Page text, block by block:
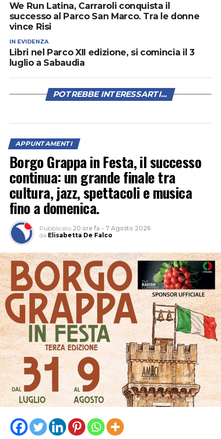
We Run Latina, Carraroli conquista il
successo al Parco San Marco. Tra le donne
vince Risi
IN EVIDENZA
Libri nel Parco XII edizione, si comincia il 3
luglio a Sabaudia
POTREBBE INTERESSARTI...
APPUNTAMENTI
Borgo Grappa in Festa, il successo
continua: un grande finale tra
cultura, jazz, spettacoli e musica
fino a domenica.
Pubblicato 20 ore fa – 7 Agosto 2026
da Elisabetta De Falco